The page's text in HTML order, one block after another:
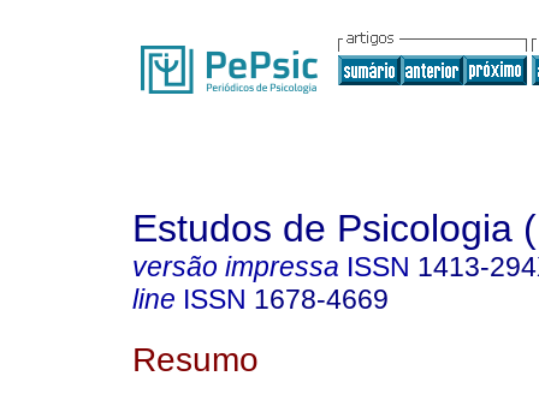
Estudos de Psicologia
versão impressa ISSN 1413-
line ISSN 1678-4669
Resumo